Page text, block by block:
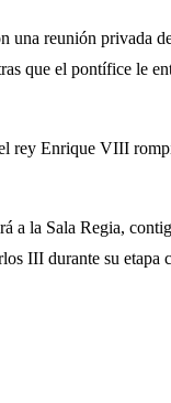
reunión privada
que el pontífice le
rey Enrique VIII
la Sala Regia,
III durante su etapa